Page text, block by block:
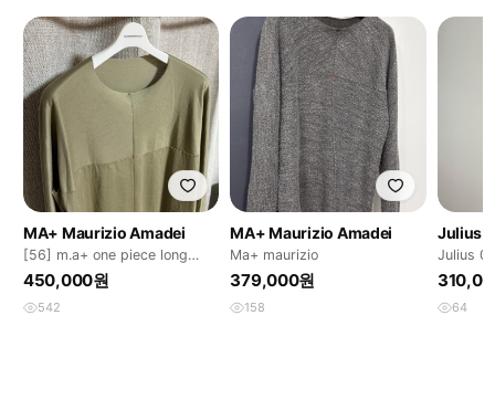
MA+ Maurizio Amadei
[56] m.a+ one piece long
sleeve stone
450,000원
542
MA+ Maurizio Amadei
Ma+ maurizio
379,000원
158
Julius
Julius
브
64